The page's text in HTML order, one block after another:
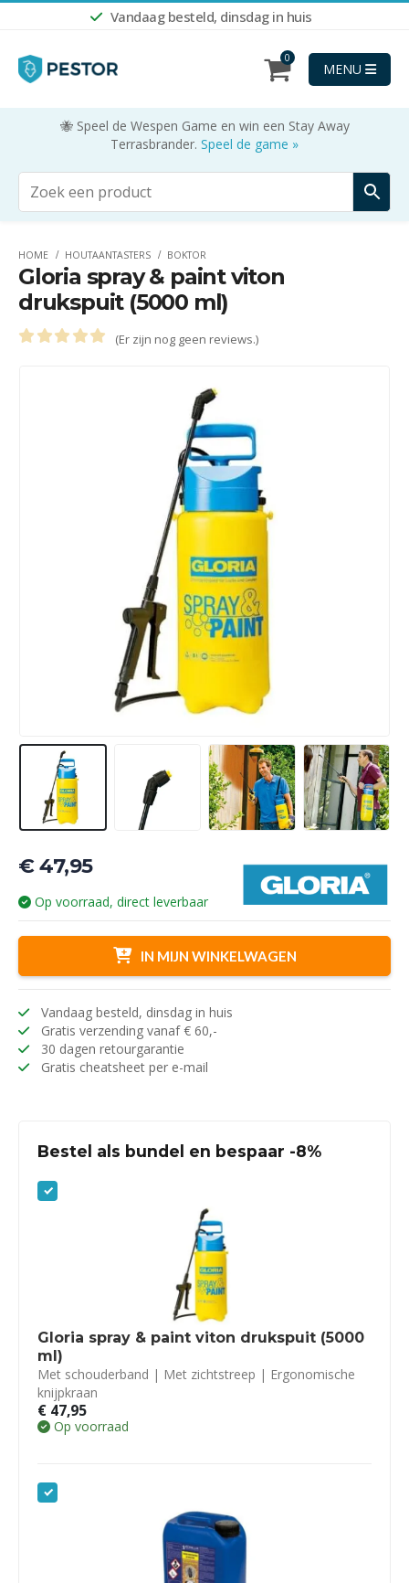
Vandaag besteld, dinsdag in huis
0
MENU
🐝 Speel de Wespen Game en win een Stay Away
Terrasbrander. Speel de game »
HOME HOUTAANTASTERS BOKTOR
Gloria spray & paint viton
drukspuit (5000 ml)
(Er zijn nog geen reviews.)
€47,95
Op voorraad, direct leverbaar
IN MIJN WINKELWAGEN
Vandaag besteld, dinsdag in huis
Gratis verzending vanaf € 60,-
30 dagen retourgarantie
Gratis cheatsheet per e-mail
Bestel als bundel en bespaar -8%
Gloria spray & paint viton drukspuit (5000
ml)
Met schouderband | Met zichtstreep | Ergonomische
knijpkraan
€ 47,95
Op voorraad